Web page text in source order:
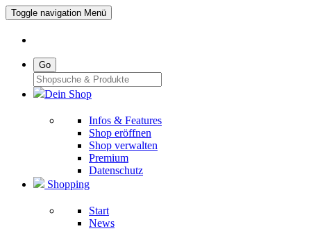
Toggle navigation Menü
Go
Dein Shop
Infos & Features
Shop eröffnen
Shop verwalten
Premium
Datenschutz
Shopping
Start
News